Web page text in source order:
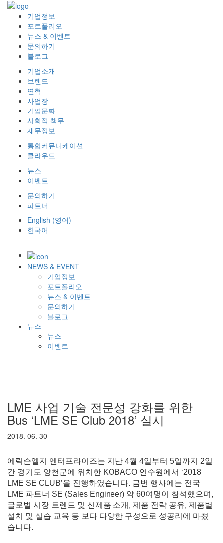
기업정보
포트폴리오
뉴스 & 이벤트
문의하기
블로그
기업소개
브랜드
연혁
사업장
기업문화
사회적 책무
재무정보
통합커뮤니케이션
클라우드
뉴스
이벤트
문의하기
파트너
English (영어)
한국어
NEWS & EVENT
기업정보
포트폴리오
뉴스 & 이벤트
문의하기
블로그
뉴스
뉴스
이벤트
LME 사업 기술 전문성 강화를 위한
Bus ‘LME SE Club 2018’ 실시
2018. 06. 30
에릭슨엘지 엔터프라이즈는 지난 4월 4일부터 5일까지 2일
간 경기도 양천군에 위치한 KOBACO 연수원에서 ‘2018
LME SE CLUB’을 진행하였습니다. 금번 행사에는 전국
LME 파트너 SE (Sales Engineer) 약 60여명이 참석했으며,
글로벌 시장 트렌드 및 신제품 소개, 제품 전략 공유, 제품별
설치 및 실습 교육 등 보다 다양한 구성으로 성공리에 마쳤
습니다.